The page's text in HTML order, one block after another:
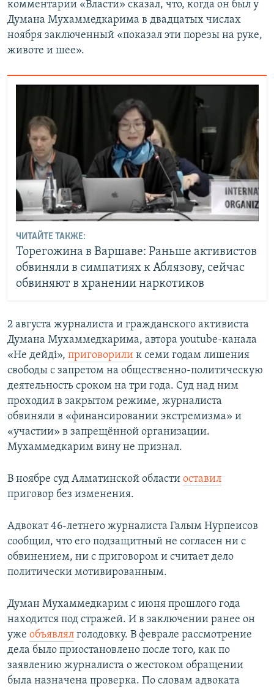
комментарии «Власти» сказал, что, когда он был у
Думана Мухаммедкарима в двадцатых числах
ноября заключенный «показал эти порезы на руке,
животе и шее».
ЧИТАЙТЕ ТАКЖЕ:
Торегожина в Варшаве: Раньше активистов
обвиняли в симпатиях к Аблязову, сейчас
обвиняют в хранении наркотиков
2 августа журналиста и гражданского активиста
Думана Мухаммедкарима, автора youtube-канала
«Не дейді», приговорили к семи годам лишения
свободы с запретом на общественно-политическую
деятельность сроком на три года. Суд над ним
проходил в закрытом режиме, журналиста
обвиняли в «финансировании экстремизма» и
«участии» в запрещённой организации.
Мухаммедкарим вину не признал.
В ноябре суд Алматинской области оставил
приговор без изменения.
Адвокат 46-летнего журналиста Галым Нурпеисов
сообщил, что его подзащитный не согласен ни с
обвинением, ни с приговором и считает дело
политически мотивированным.
Думан Мухаммедкарим c июня прошлого года
находится под стражей. И в заключении ранее он
уже объявлял голодовку. В феврале рассмотрение
дела было приостановлено после того, как по
заявлению журналиста о жестоком обращении
была назначена проверка. По словам адвоката